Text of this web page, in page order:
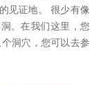
见证地。 很少有像
。在我们这里，您
洞穴，您可以去参